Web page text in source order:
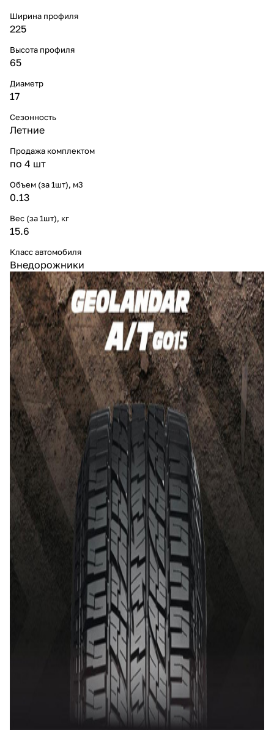
Ширина профиля
225
Высота профиля
65
Диаметр
17
Сезонность
Летние
Продажа комплектом
по 4 шт
Объем (за 1шт), м3
0.13
Вес (за 1шт), кг
15.6
Класс автомобиля
Внедорожники